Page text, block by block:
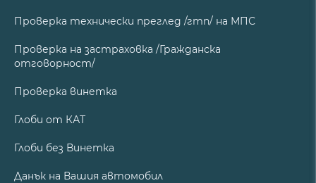
Проверка технически преглед /гтп/ на МПС
Проверка на застраховка /Гражданска
отговорност/
Проверка винетка
Глоби от КАТ
Глоби без Винетка
Данък на Вашия автомобил